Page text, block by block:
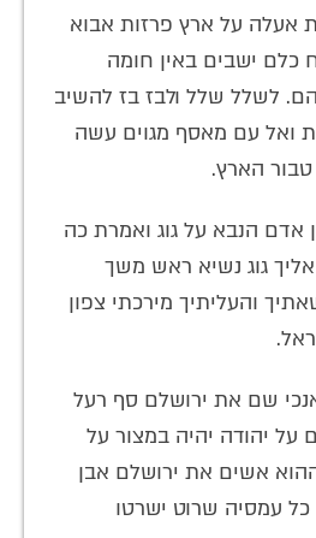
אעלה על ארץ פרזות אבוא
כלם ישבים באין חומה
לשלל שלל ולבז בז להשיב
ואל עם מאסף מגוים עשה
טבור הארץ.
אדם הנבא על גוג ואמרת כה
גוג נשיא ראש משך
והעליתיך מירכתי צפון
שם את ירושלם סף רעל
על יהודה יהיה במצור על
אשים את ירושלם אבן
עמסיה שרוט ישרטו